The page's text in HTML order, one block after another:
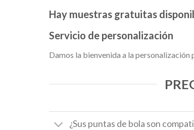
Hay muestras gratuitas
Servicio de personalización
Damos la bienvenida a la
¿Sus puntas de bola son